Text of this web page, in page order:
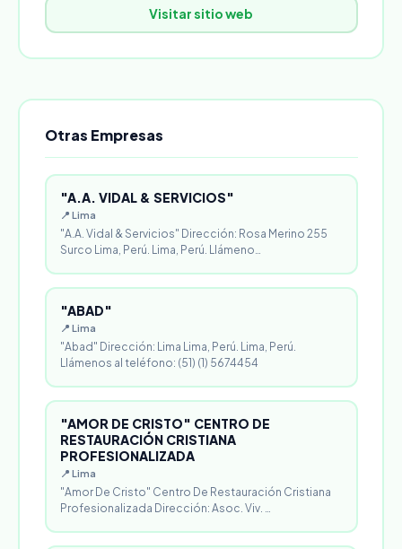
Visitar sitio web
Otras Empresas
"A.A. VIDAL & SERVICIOS"
📍 Lima
"A.A. Vidal & Servicios" Dirección: Rosa Merino 255
Surco Lima, Perú. Lima, Perú. Llámeno…
"ABAD"
📍 Lima
"Abad" Dirección: Lima Lima, Perú. Lima, Perú.
Llámenos al teléfono: (51) (1) 5674454
"AMOR DE CRISTO" CENTRO DE
RESTAURACIÓN CRISTIANA
PROFESIONALIZADA
📍 Lima
"Amor De Cristo" Centro De Restauración Cristiana
Profesionalizada Dirección: Asoc. Viv. …